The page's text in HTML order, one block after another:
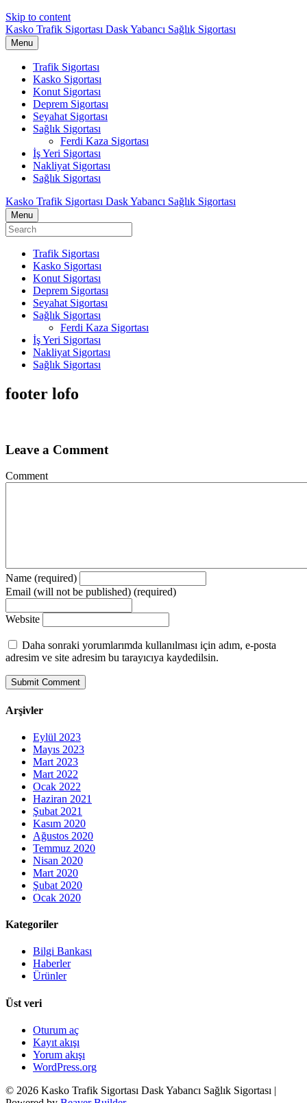
Skip to content
Kasko Trafik Sigortası Dask Yabancı Sağlık Sigortası
Menu
Trafik Sigortası
Kasko Sigortası
Konut Sigortası
Deprem Sigortası
Seyahat Sigortası
Sağlık Sigortası
Ferdi Kaza Sigortası
İş Yeri Sigortası
Nakliyat Sigortası
Sağlık Sigortası
Kasko Trafik Sigortası Dask Yabancı Sağlık Sigortası
Menu
Trafik Sigortası
Kasko Sigortası
Konut Sigortası
Deprem Sigortası
Seyahat Sigortası
Sağlık Sigortası
Ferdi Kaza Sigortası
İş Yeri Sigortası
Nakliyat Sigortası
Sağlık Sigortası
footer lofo
Leave a Comment
Comment
Name (required)
Email (will not be published) (required)
Website
Daha sonraki yorumlarımda kullanılması için adım, e-posta
adresim ve site adresim bu tarayıcıya kaydedilsin.
Arşivler
Eylül 2023
Mayıs 2023
Mart 2023
Mart 2022
Ocak 2022
Haziran 2021
Şubat 2021
Kasım 2020
Ağustos 2020
Temmuz 2020
Nisan 2020
Mart 2020
Şubat 2020
Ocak 2020
Kategoriler
Bilgi Bankası
Haberler
Ürünler
Üst veri
Oturum aç
Kayıt akışı
Yorum akışı
WordPress.org
© 2026 Kasko Trafik Sigortası Dask Yabancı Sağlık Sigortası |